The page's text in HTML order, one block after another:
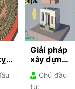
Giải pháp
xây dựng
nhanh
Chủ đầu
tư: